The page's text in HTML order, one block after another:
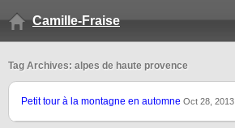
Camille-Fraise
Tag Archives: alpes de haute provence
Petit tour à la montagne en automne Oct 28, 2013